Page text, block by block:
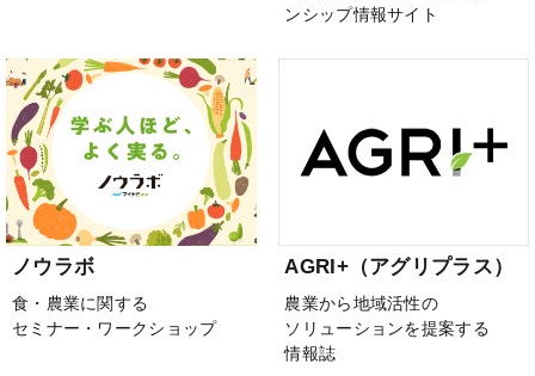
ンシップ情報サイト
ノウラボ
食・農業に関する
セミナー・ワークショップ
AGRI+（アグリプラス）
農業から地域活性の
ソリューションを提案する
情報誌